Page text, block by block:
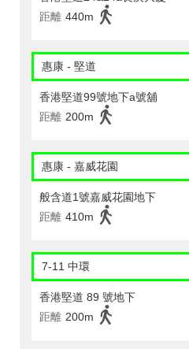
距離 440m
惠康 - 堅道
香港堅道99號地下a號舖
距離 200m
惠康 - 嘉威花園
般含道1號嘉威花園地下
距離 410m
7-11 中環
香港堅道 89 號地下
距離 200m